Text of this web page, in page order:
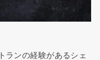
ランの経験があるシェ